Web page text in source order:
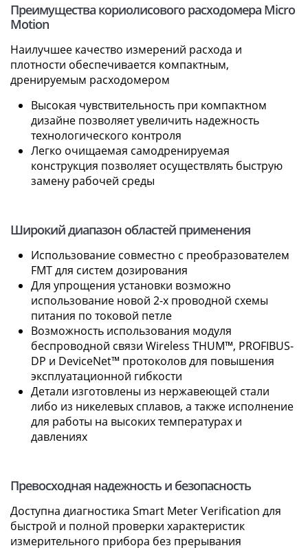
Преимущества кориолисового расходомера Micro
Motion
Наилучшее качество измерений расхода и
плотности обеспечивается компактным,
дренируемым расходомером
Высокая чувствительность при компактном
дизайне позволяет увеличить надежность
технологического контроля
Легко очищаемая самодренируемая
конструкция позволяет осуществлять быструю
замену рабочей среды
Широкий диапазон областей применения
Использование совместно с преобразователем
FMT для систем дозирования
Для упрощения установки возможно
использование новой 2-х проводной схемы
питания по токовой петле
Возможность использования модуля
беспроводной связи Wireless THUM™, PROFIBUS-
DP и DeviceNet™ протоколов для повышения
эксплуатационной гибкости
Детали изготовлены из нержавеющей стали
либо из никелевых сплавов, а также исполнение
для работы на высоких температурах и
давлениях
Превосходная надежность и безопасность
Доступна диагностика Smart Meter Verification для
быстрой и полной проверки характеристик
измерительного прибора без прерывания